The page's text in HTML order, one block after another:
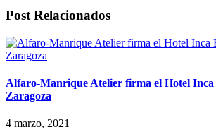
Post Relacionados
Alfaro-Manrique Atelier firma el Hotel Inca
Zaragoza
4 marzo, 2021